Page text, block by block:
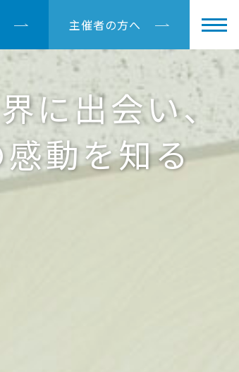
主催者の方へ
に出会い、
動を知る